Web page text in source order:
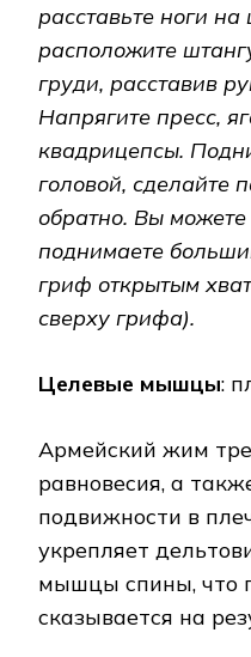
расставьте ноги
расположите
груди, расставив
Напрягите пресс,
квадрицепсы.
головой, сделайте
обратно. Вы
поднимаете
гриф открытым
сверху грифа).
Целевые мышцы:
Армейский жим
равновесия, а
подвижности в
укрепляет
мышцы спины, что
сказывается на